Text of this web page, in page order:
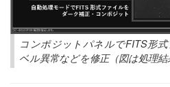
コンポジットパネルでFITS形
ベル異常などを修正（図は処理結